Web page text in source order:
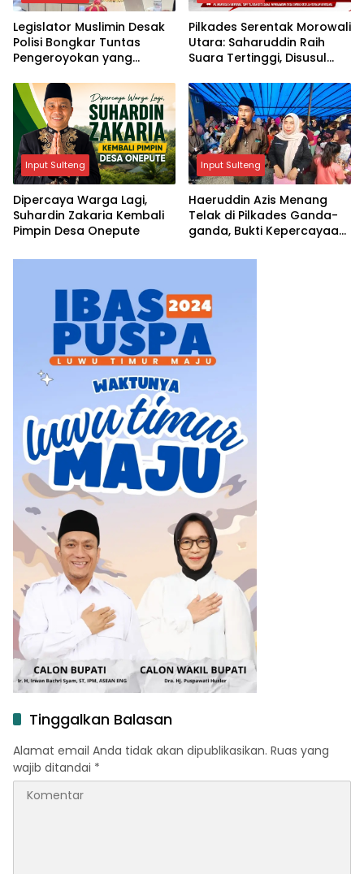
Legislator Muslimin Desak
Polisi Bongkar Tuntas
Pengeroyokan yang
Pilkades Serentak Morowali
Utara: Saharuddin Raih
Suara Tertinggi, Disusul
Input Sulteng
Dipercaya Warga Lagi,
Suhardin Zakaria Kembali
Pimpin Desa Onepute
Input Sulteng
Haeruddin Azis Menang
Telak di Pilkades Ganda-
ganda, Bukti Kepercayaan
Tinggalkan Balasan
Alamat email Anda tidak akan dipublikasikan. Ruas yang
wajib ditandai *